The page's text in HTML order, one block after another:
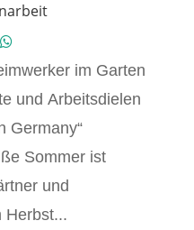
im Garten
und Arbeitsdielen
Germany“
Sommer ist
und
Herbst...